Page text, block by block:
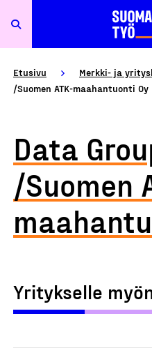
Etusivu Merkki- ja
/Suomen ATK-maahantuonti Oy
Data
/Suomen
Yritykselle